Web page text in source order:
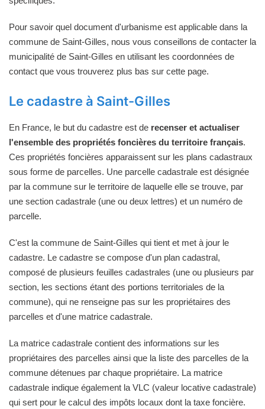
Pour savoir quel document d'urbanisme est applicable dans la
commune de Saint-Gilles, nous vous conseillons de contacter la
municipalité de Saint-Gilles en utilisant les coordonnées de
contact que vous trouverez plus bas sur cette page.
Le cadastre à Saint-Gilles
En France, le but du cadastre est de recenser et actualiser
l'ensemble des propriétés foncières du territoire français.
Ces propriétés foncières apparaissent sur les plans cadastraux
sous forme de parcelles. Une parcelle cadastrale est désignée
par la commune sur le territoire de laquelle elle se trouve, par
une section cadastrale (une ou deux lettres) et un numéro de
parcelle.
C'est la commune de Saint-Gilles qui tient et met à jour le
cadastre. Le cadastre se compose d'un plan cadastral,
composé de plusieurs feuilles cadastrales (une ou plusieurs par
section, les sections étant des portions territoriales de la
commune), qui ne renseigne pas sur les propriétaires des
parcelles et d'une matrice cadastrale.
La matrice cadastrale contient des informations sur les
propriétaires des parcelles ainsi que la liste des parcelles de la
commune détenues par chaque propriétaire. La matrice
cadastrale indique également la VLC (valeur locative cadastrale)
qui sert pour le calcul des impôts locaux dont la taxe foncière.